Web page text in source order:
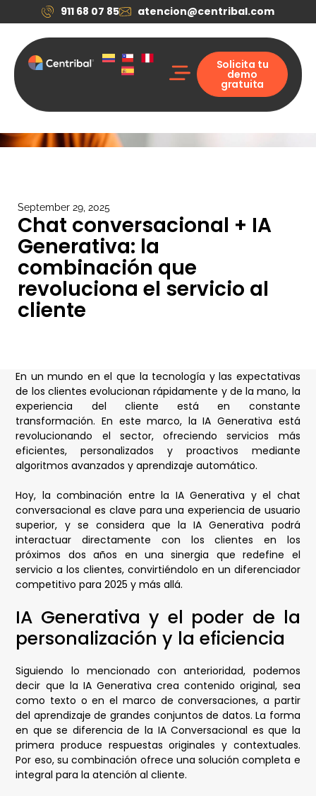
911 68 07 85 atencion@centribal.com
Solicita tu
demo
gratuita
September 29, 2025
Chat conversacional + IA
Generativa: la
combinación que
revoluciona el servicio al
cliente
En un mundo en el que la tecnología y las expectativas
de los clientes evolucionan rápidamente y de la mano, la
experiencia del cliente está en constante
transformación. En este marco, la IA Generativa está
revolucionando el sector, ofreciendo servicios más
eficientes, personalizados y proactivos mediante
algoritmos avanzados y aprendizaje automático.
Hoy, la combinación entre la IA Generativa y el chat
conversacional es clave para una experiencia de usuario
superior, y se considera que la IA Generativa podrá
interactuar directamente con los clientes en los
próximos dos años en una sinergia que redefine el
servicio a los clientes, convirtiéndolo en un diferenciador
competitivo para 2025 y más allá.
IA Generativa y el poder de la
personalización y la eficiencia
Siguiendo lo mencionado con anterioridad, podemos
decir que la IA Generativa crea contenido original, sea
como texto o en el marco de conversaciones, a partir
del aprendizaje de grandes conjuntos de datos. La forma
en que se diferencia de la IA Conversacional es que la
primera produce respuestas originales y contextuales.
Por eso, su combinación ofrece una solución completa e
integral para la atención al cliente.